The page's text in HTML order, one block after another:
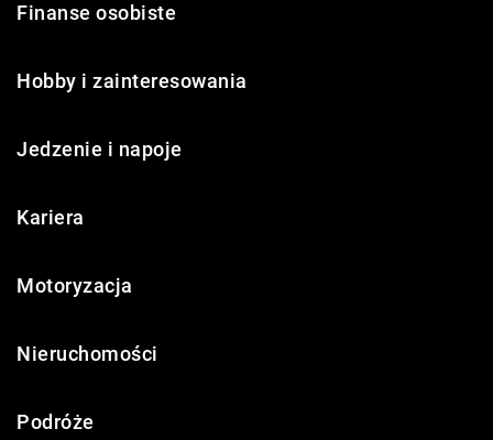
Finanse osobiste
Hobby i zainteresowania
Jedzenie i napoje
Kariera
Motoryzacja
Nieruchomości
Podróże